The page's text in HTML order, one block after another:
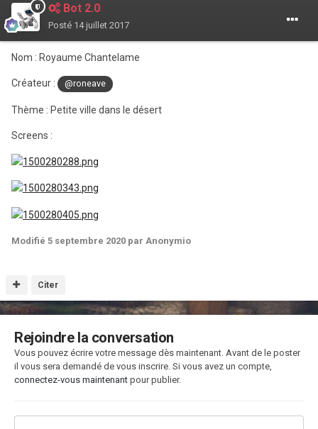
Bot 2.0
Posté 14 juillet 2017
Nom : Royaume Chantelame
Créateur : @roneave
Thème : Petite ville dans le désert
Screens :
Modifié 5 septembre 2020 par Anonymio
Citer
Rejoindre la conversation
Vous pouvez écrire votre message dès maintenant. Avant de le poster
il vous sera demandé de vous inscrire. Si vous avez un compte,
connectez-vous maintenant pour publier.